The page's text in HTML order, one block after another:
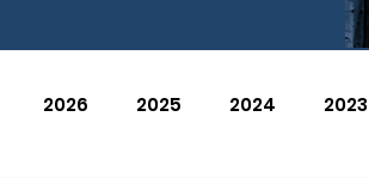
2026 2025 2024 2023